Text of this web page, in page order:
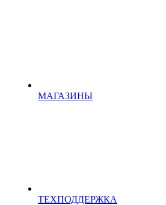
МАГАЗИНЫ
ТЕХПОДДЕРЖКА